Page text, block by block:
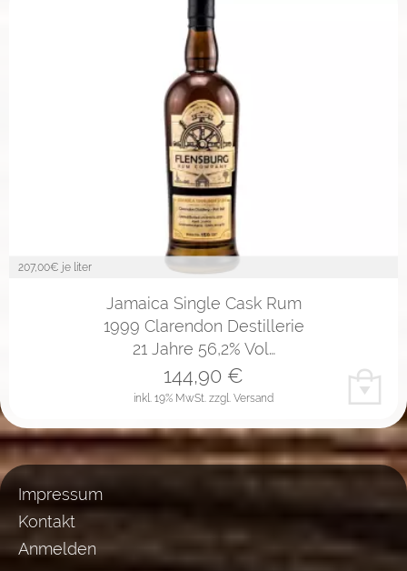
207,00€ je liter
Jamaica Single Cask Rum
1999 Clarendon Destillerie
21 Jahre 56,2% Vol…
inkl. 19% MwSt. zzgl. Versand
144,90 €
Impressum
Kontakt
Anmelden